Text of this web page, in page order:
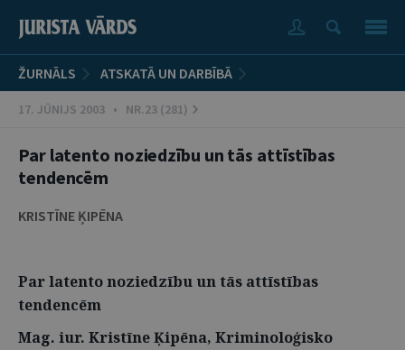
ŽURNĀLS ATSKATĀ UN DARBĪBĀ
17. JŪNIJS 2003 • NR.23 (281)
Par latento noziedzību un tās attīstības
tendencēm
KRISTĪNE ĶIPĒNA
Par latento noziedzību un tās attīstības
tendencēm
Mag. iur. Kristīne Ķipēna, Kriminoloģisko